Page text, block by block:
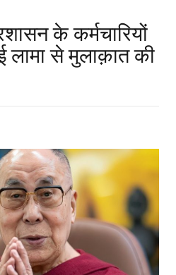
के कर्मचारियों
लामा से मुलाक़ात की